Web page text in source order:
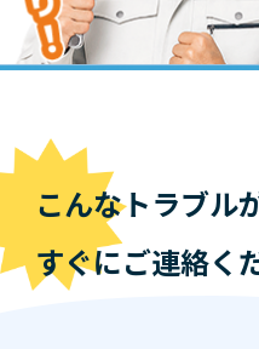
こんなトラブル
すぐにご連絡く